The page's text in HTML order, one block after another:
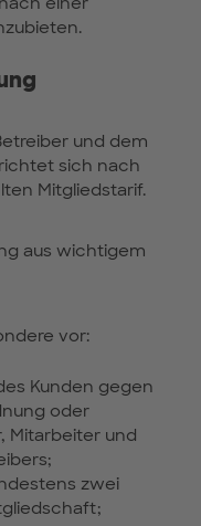
und dem
sich nach
Mitgliedstarif.
aus wichtigem
vor:
Kunden gegen
oder
Mitarbeiter und
zwei